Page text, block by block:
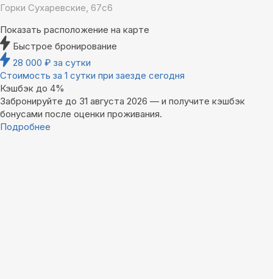
Горки Сухаревские, 67с6
Показать расположение на карте
Быстрое бронирование
28 000 ₽ за сутки
Стоимость за 1 сутки при заезде сегодня
Кэшбэк до 4%
Забронируйте до 31 августа 2026 — и получите кэшбэк
бонусами после оценки проживания.
Подробнее